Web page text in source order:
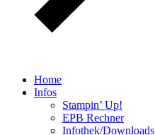
Home
Infos
Stampin’ Up!
EPB Rechner
Infothek/Downloads